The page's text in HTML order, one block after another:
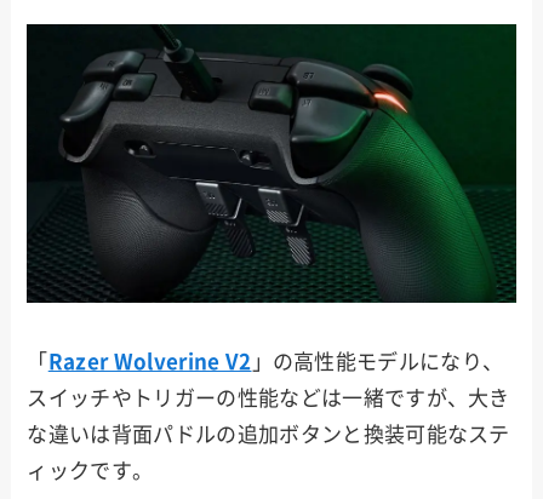
「 Razer Wolverine V2 」の高性能モデルになり、
スイッチやトリガーの性能などは一緒ですが、大き
な違いは背面パドルの追加ボタンと換装可能なステ
ィックです。